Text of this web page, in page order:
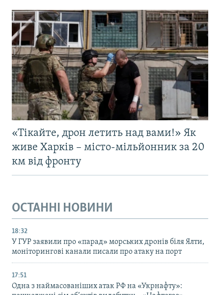
«Тікайте, дрон летить над вами!» Як
живе Харків – місто-мільйонник за 20
км від фронту
ОСТАННІ НОВИНИ
18:32
У ГУР заявили про «парад» морських дронів біля Ялти,
моніторингові канали писали про атаку на порт
17:51
Одна з наймасованіших атак РФ на «Укрнафту»: